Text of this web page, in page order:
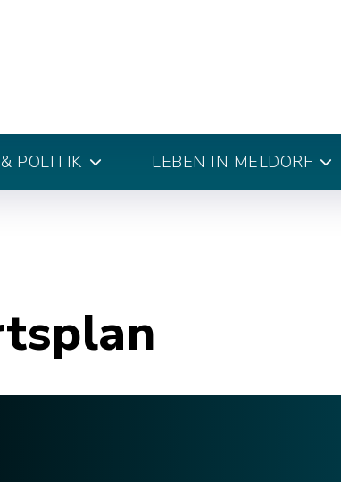
POLITIK LEBEN IN MELDORF